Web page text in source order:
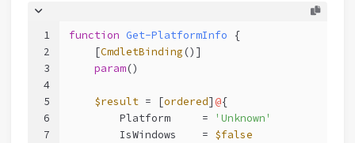
1
2
3
4
5
6
7
function Get-PlatformInfo {
[CmdletBinding ()]
param()
$result = [ordered] @{
        Platform     =
'Unknown'
        IsWindows    =
$false